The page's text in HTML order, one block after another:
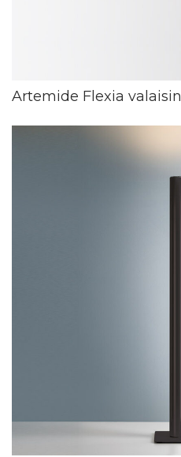
Artemide Flexia valaisin